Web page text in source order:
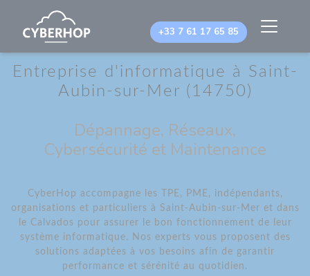
Panneau de gestion des cookies
+33 7 61 17 65 85
Entreprise d'informatique à Saint-
Aubin-sur-Mer (14750)
Dépannage, Réseaux,
Cybersécurité et Maintenance
CyberHop accompagne les TPE, PME, indépendants,
organisations et particuliers à Saint-Aubin-sur-Mer et dans
le Calvados pour assurer le bon fonctionnement de leur
système informatique. Nos experts vous proposent des
solutions adaptées à vos besoins afin de garantir
performance et sérénité au quotidien.